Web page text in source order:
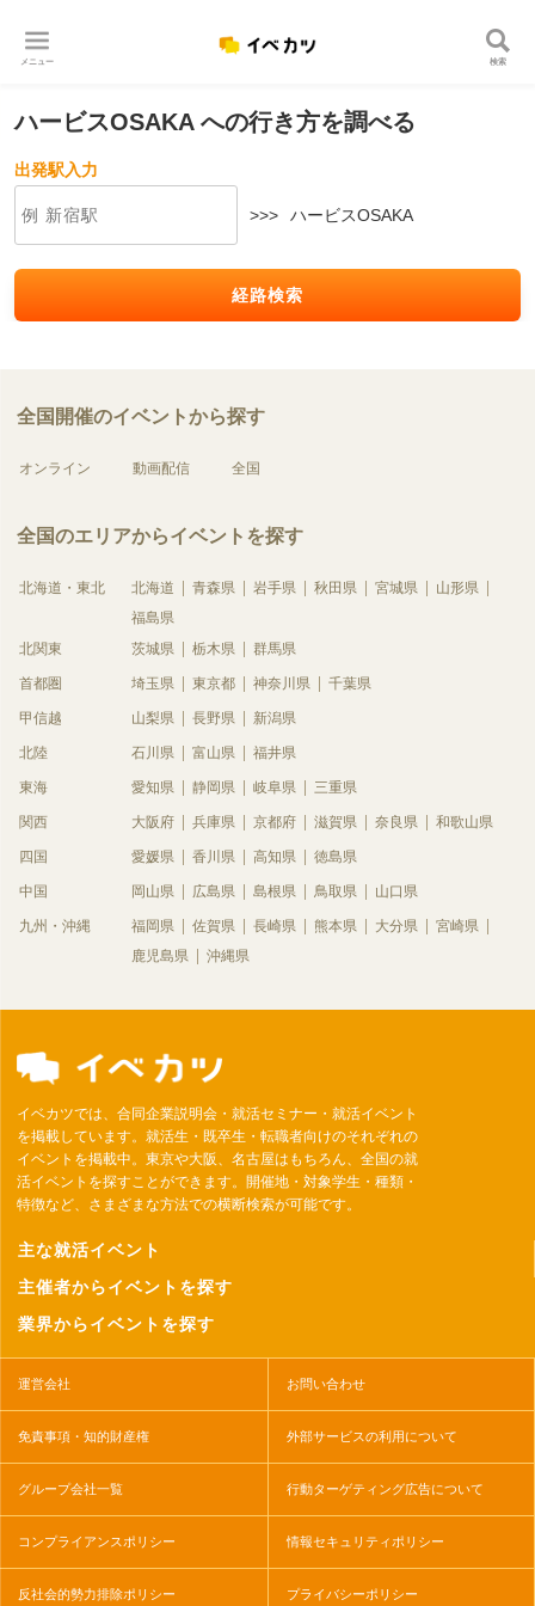
メニュー 検索
ハービスOSAKA への行き方を調べる
出発駅入力
>>> ハービスOSAKA
経路検索
全国開催のイベントから探す
オンライン 動画配信 全国
全国のエリアからイベントを探す
北海道・東北 北海道 青森県 岩手県 秋田県 宮城県
山形県
福島県
北関東
茨城県 栃木県 群馬県
首都圏 埼玉県 東京都 神奈川県 千葉県
甲信越 山梨県 長野県 新潟県
北陸 石川県 富山県 福井県
東海 愛知県 静岡県 岐阜県 三重県
関西 大阪府 兵庫県 京都府 滋賀県 奈良県 和歌山県
四国 愛媛県 香川県 高知県 徳島県
中国 岡山県 広島県 島根県 鳥取県 山口県
九州・沖縄 福岡県 佐賀県 長崎県 熊本県 大分県
宮崎県
鹿児島県
沖縄県
イベカツでは、合同企業説明会・就活セミナー・就活イベント
を掲載しています。就活生・既卒生・転職者向けのそれぞれの
イベントを掲載中。東京や大阪、名古屋はもちろん、全国の就
活イベントを探すことができます。開催地・対象学生・種類・
特徴など、さまざまな方法での横断検索が可能です。
主な就活イベント
主催者からイベントを探す
業界からイベントを探す
運営会社 お問い合わせ
免責事項・知的財産権 外部サービスの利用について
グループ会社一覧 行動ターゲティング広告について
コンプライアンスポリシー 情報セキュリティポリシー
反社会的勢力排除ポリシー プライバシーポリシー